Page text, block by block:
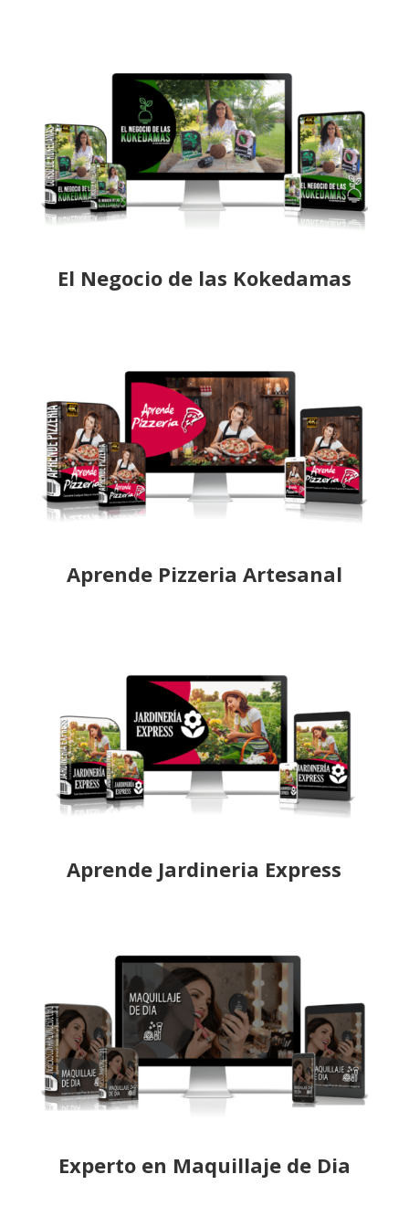
El Negocio de las Kokedamas
Aprende Pizzeria Artesanal
Aprende Jardineria Express
Experto en Maquillaje de Dia